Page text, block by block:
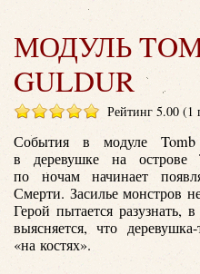
МОДУЛЬ
GULDUR
Рейтинг 5.00 (1
События в модуле
в деревушке на острове
по ночам начинает
Смерти. Засилье монстров
Герой пытается разузнать,
выясняется, что
«на костях».